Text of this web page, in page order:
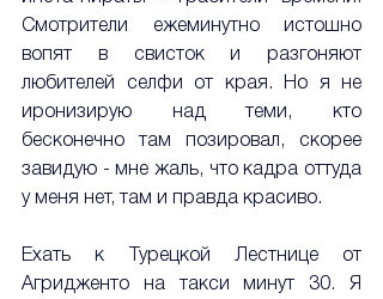
Смотрители ежеминутно истошно
вопят в свисток и разгоняют
любителей селфи от края. Но я не
иронизирую над теми, кто
бесконечно там позировал, скорее
завидую - мне жаль, что кадра оттуда
у меня нет, там и правда красиво.
Ехать к Турецкой Лестнице от
Агридженто на такси минут 30. Я